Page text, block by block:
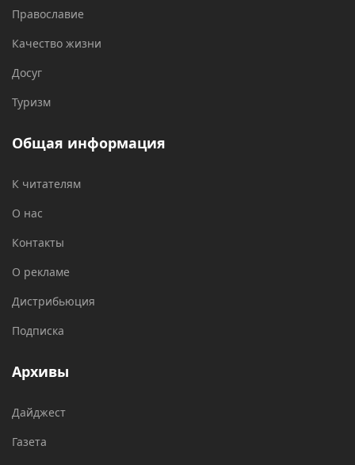
Православие
Качество жизни
Досуг
Туризм
Общая информация
К читателям
О нас
Контакты
О рекламе
Дистрибьюция
Подписка
Архивы
Дайджест
Газета